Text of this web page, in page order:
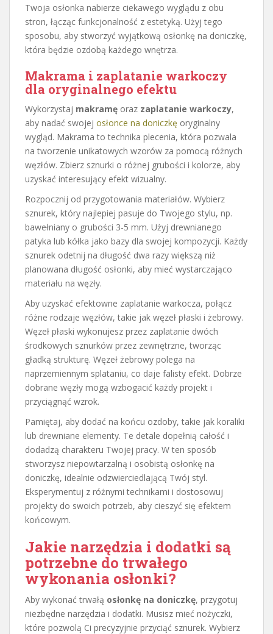
Twoja osłonka nabierze ciekawego wyglądu z obu
stron, łącząc funkcjonalność z estetyką. Użyj tego
sposobu, aby stworzyć wyjątkową osłonkę na doniczkę,
która będzie ozdobą każdego wnętrza.
Makrama i zaplatanie warkoczy
dla oryginalnego efektu
Wykorzystaj makramę oraz zaplatanie warkoczy,
aby nadać swojej osłonce na doniczkę oryginalny
wygląd. Makrama to technika plecenia, która pozwala
na tworzenie unikatowych wzorów za pomocą różnych
węzłów. Zbierz sznurki o różnej grubości i kolorze, aby
uzyskać interesujący efekt wizualny.
Rozpocznij od przygotowania materiałów. Wybierz
sznurek, który najlepiej pasuje do Twojego stylu, np.
bawełniany o grubości 3-5 mm. Użyj drewnianego
patyka lub kółka jako bazy dla swojej kompozycji. Każdy
sznurek odetnij na długość dwa razy większą niż
planowana długość osłonki, aby mieć wystarczająco
materiału na węzły.
Aby uzyskać efektowne zaplatanie warkocza, połącz
różne rodzaje węzłów, takie jak węzeł płaski i żebrowy.
Węzeł płaski wykonujesz przez zaplatanie dwóch
środkowych sznurków przez zewnętrzne, tworząc
gładką strukturę. Węzeł żebrowy polega na
naprzemiennym splataniu, co daje falisty efekt. Dobrze
dobrane węzły mogą wzbogacić każdy projekt i
przyciągnąć wzrok.
Pamiętaj, aby dodać na końcu ozdoby, takie jak koraliki
lub drewniane elementy. Te detale dopełnią całość i
dodadzą charakteru Twojej pracy. W ten sposób
stworzysz niepowtarzalną i osobistą osłonkę na
doniczkę, idealnie odzwierciedlającą Twój styl.
Eksperymentuj z różnymi technikami i dostosowuj
projekty do swoich potrzeb, aby cieszyć się efektem
końcowym.
Jakie narzędzia i dodatki są
potrzebne do trwałego
wykonania osłonki?
Aby wykonać trwałą osłonkę na doniczkę, przygotuj
niezbędne narzędzia i dodatki. Musisz mieć nożyczki,
które pozwolą Ci precyzyjnie przyciąć sznurek. Wybierz